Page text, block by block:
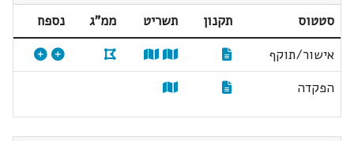
סטטוס תקנון תשריט ממ"ג
נספח
אישור/תוקף
הפקדה